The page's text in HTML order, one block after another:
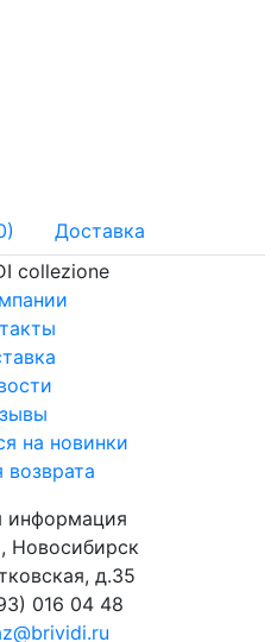
Доставка
collezione
на новинки
возврата
информация
Новосибирск
д.35
016 04 48